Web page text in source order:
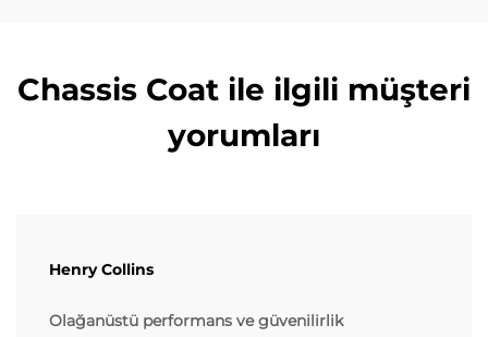
Chassis Coat ile ilgili müşteri
yorumları
Henry Collins
Olağanüstü performans ve güvenilirlik